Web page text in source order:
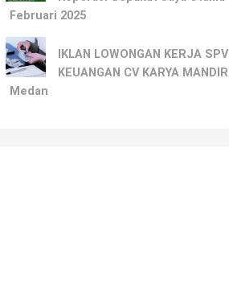
Februari 2025
IKLAN LOWONGAN KERJA SPV
KEUANGAN CV KARYA MANDIRI
Medan